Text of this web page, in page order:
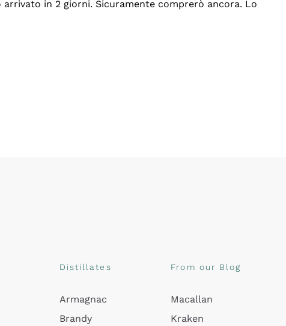
in 2 giorni. Sicuramente comprerò ancora. Lo
Distillates
Armagnac
Brandy
From our Blog
Macallan
Kraken